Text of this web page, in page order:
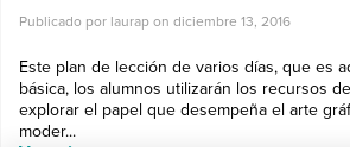
Publicado por laurap on diciembre 13, 2016
Este plan de lección de varios días, que es
básica, los alumnos utilizarán los recursos
explorar el papel que desempeña el arte
moder...
Ver más »